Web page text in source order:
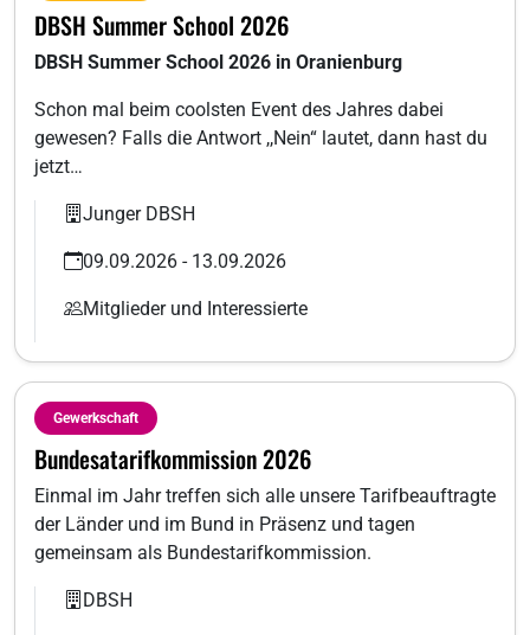
DBSH Summer School 2026
DBSH Summer School 2026 in Oranienburg
Schon mal beim coolsten Event des Jahres dabei
gewesen? Falls die Antwort ,,Nein“ lautet, dann hast du
jetzt…
Junger DBSH
09.09.2026 - 13.09.2026
Mitglieder und Interessierte
Gewerkschaft
Bundesatarifkommission 2026
Einmal im Jahr treffen sich alle unsere Tarifbeauftragte
der Länder und im Bund in Präsenz und tagen
gemeinsam als Bundestarifkommission.
DBSH